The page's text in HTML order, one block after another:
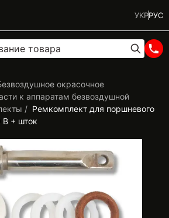
УКРРУС
окрасочное
к аппаратам безвоздушной
Ремкомплект для поршневого
В + шток